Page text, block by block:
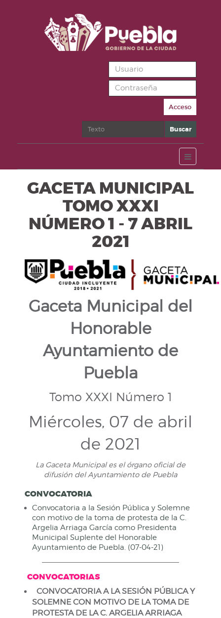
Acceso
Buscar Buscar
GACETA MUNICIPAL
TOMO XXXI
NÚMERO 1 - 7 ABRIL
2021
Gaceta Municipal del
Honorable
Ayuntamiento de
Puebla
Tomo XXXI Número 1
Miércoles, 07 de abril
de 2021
La Gaceta Municipal es el órgano oficial de
difusión del Ayuntamiento de Puebla
CONVOCATORIA
Convocatoria a la Sesión Pública y Solemne
con motivo de la toma de protesta de la C.
Argelia Arriaga García como Presidenta
Municipal Suplente del Honorable
Ayuntamiento de Puebla. (07-04-21)
CONVOCATORIAS
CONVOCATORIA A LASESIÓN PÚBLICA Y
SOLEMNE CON MOTIVO DE LA TOMA DE
PROTESTA DE LA C. ARGELIA ARRIAGA